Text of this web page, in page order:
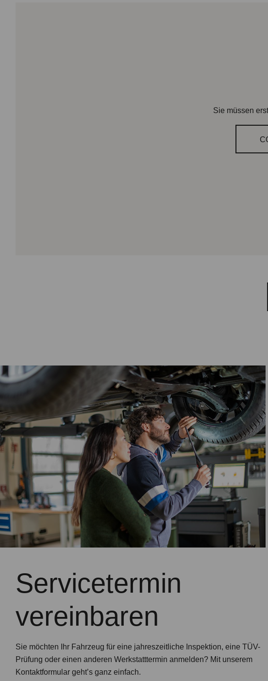
Sie müssen
Servicetermin
vereinbaren
Sie möchten Ihr Fahrzeug für eine jahreszeitliche Inspektion, eine TÜV-
Prüfung oder einen anderen Werkstatttermin anmelden? Mit unserem
Kontaktformular geht’s ganz einfach.